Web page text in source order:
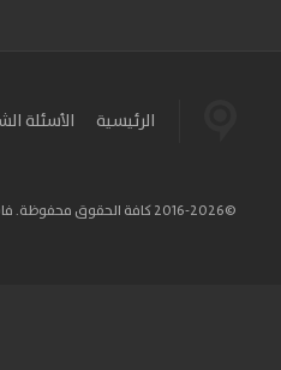
الرئيسية الأسئلة
©2016-2026 كافة الحقوق محفوظة. فاصل إعلاني.